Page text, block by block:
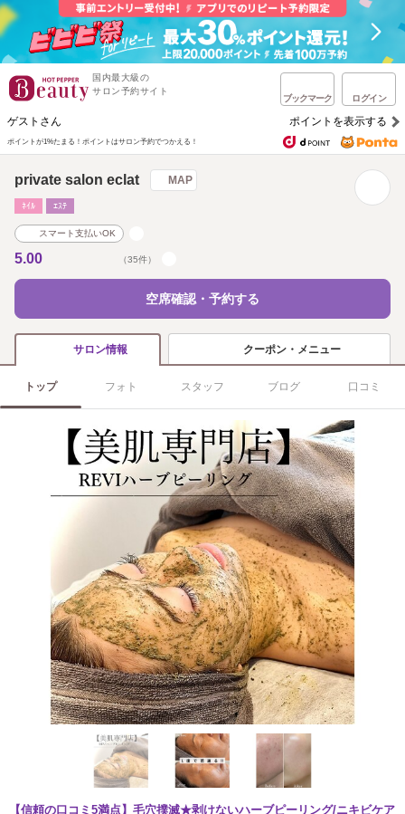
国内最大級の
サロン予約サイト
ブックマーク ログイン
ゲストさん ポイントを表示する
ポイントが1%たまる！ ポイントはサロン予約でつかえる！
private salon eclat MAP
ﾈｲﾙ ｴｽﾃ
スマート支払いOK
5.00 （35件）
空席確認・予約する
サロン情報 クーポン・メニュー
トップ フォト スタッフ ブログ 口コミ
【信頼の口コミ5満点】毛穴撲滅★剥けないハーブピーリング/ニキビケア